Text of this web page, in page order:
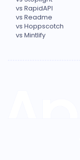
vs RapidAPI
vs Readme
vs Hoppscotch
vs Mintlify